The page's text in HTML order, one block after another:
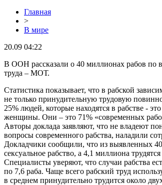
Главная
>
В мире
20.09 04:22
В ООН рассказали о 40 миллионах рабов по
труда – МОТ.
Статистика показывает, что в рабской
не только принудительную трудовую
25% людей, которые находятся в рабстве -
женщины. Они – это 71% «современных
Авторы доклада заявляют, что не владеют
вопросы современного рабства, наладили
Докладчики сообщили, что из выявленных
сексуальное рабство, а 4,1 миллиона
Специалисты уверяют, что случаи рабства
по 7,6 раба. Чаще всего рабский труд
в среднем принудительно трудится около